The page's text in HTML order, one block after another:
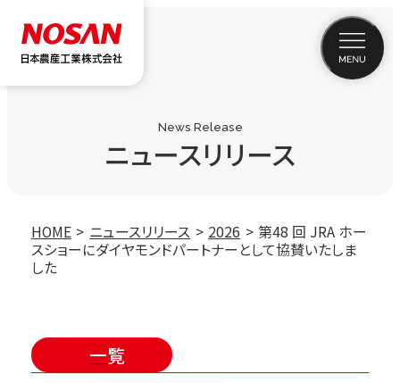
News Release
ニュースリリース
HOME ニュースリリース 2026
第48 回 JRA ホー
スショーにダイヤモンドパートナーとして協賛いたしま
した
一覧